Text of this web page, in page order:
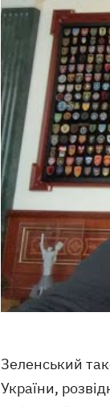
Зеленський
України,